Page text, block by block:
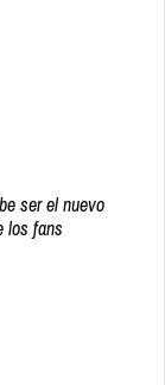
ser el nuevo
los fans